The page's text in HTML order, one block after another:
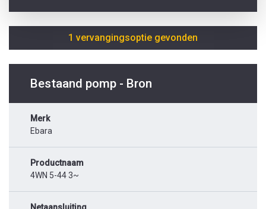
1 vervangingsoptie gevonden
Bestaand pomp - Bron
Merk
Ebara
Productnaam
4WN 5-44 3~